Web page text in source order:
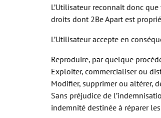
L’Utilisateur reconnaît donc
droits dont 2Be Apart est
L’Utilisateur accepte en
Reproduire, par quelque
Exploiter, commercialiser ou
Modifier, supprimer ou altérer,
Sans préjudice de
indemnité destinée à réparer